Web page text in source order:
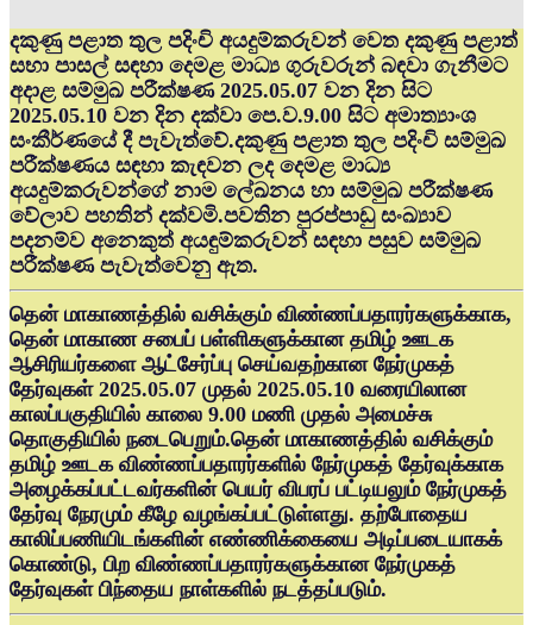
දකුණු පළාත තුල පදිංචි අයදුම්කරුවන් වෙත දකුණු පළාත්
සභා පාසල් සඳහා දෙමළ මාධ්‍ය ගුරුවරුන් බඳවා ගැනීමට
අදාළ සම්මුඛ පරීක්ෂණ 2025.05.07 වන දින සිට
2025.05.10 වන දින දක්වා පෙ.ව.9.00 සිට අමාත්‍යාංශ
සංකීර්ණයේ දී පැවැත්වේ.දකුණු පළාත තුල පදිංචි සම්මුඛ
පරීක්ෂණය සඳහා කැඳවන ලද දෙමළ මාධ්‍ය
අයදුම්කරුවන්ගේ නාම ලේඛනය හා සම්මුඛ පරීක්ෂණ
වේලාව පහතින් දක්වමි.පවතින පුරප්පාඩු සංඛ්‍යාව
පදනම්ව අනෙකුත් අයඳුම්කරුවන් සඳහා පසුව සම්මුඛ
පරීක්ෂණ පැවැත්වෙනු ඇත.
தென் மாகாணத்தில் வசிக்கும் விண்ணப்பதாரர்களுக்காக,
தென் மாகாண சபைப் பள்ளிகளுக்கான தமிழ் ஊடக
ஆசிரியர்களை ஆட்சேர்ப்பு செய்வதற்கான நேர்முகத்
தேர்வுகள் 2025.05.07 முதல் 2025.05.10 வரையிலான
காலப்பகுதியில் காலை 9.00 மணி முதல் அமைச்சு
தொகுதியில் நடைபெறும்.தென் மாகாணத்தில் வசிக்கும்
தமிழ் ஊடக விண்ணப்பதாரர்களில் நேர்முகத் தேர்வுக்காக
அழைக்கப்பட்டவர்களின் பெயர் விபரப் பட்டியலும் நேர்முகத்
தேர்வு நேரமும் கீழே வழங்கப்பட்டுள்ளது. தற்போதைய
காலிப்பணியிடங்களின் எண்ணிக்கையை அடிப்படையாகக்
கொண்டு, பிற விண்ணப்பதாரர்களுக்கான நேர்முகத்
தேர்வுகள் பிந்தைய நாள்களில் நடத்தப்படும்.